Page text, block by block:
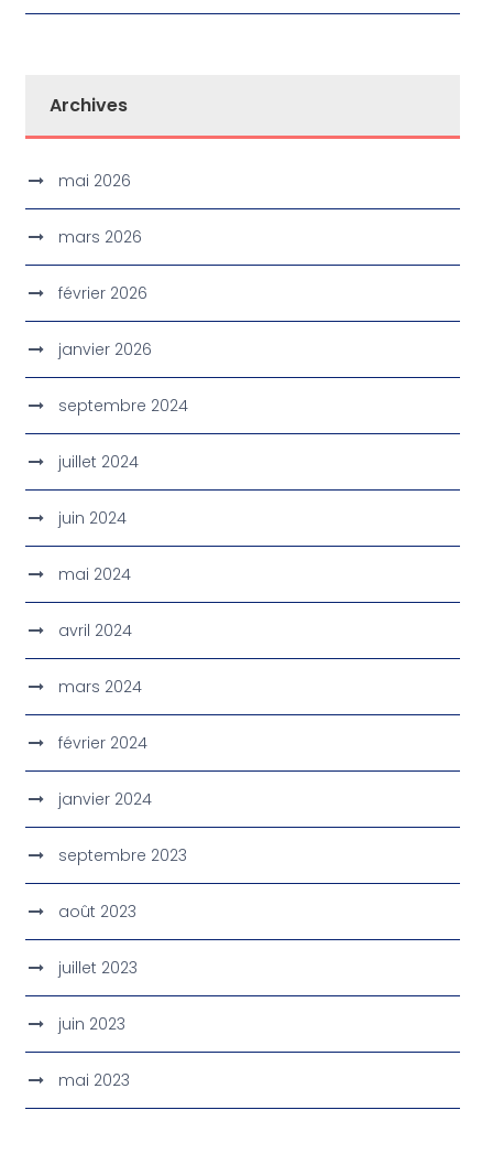
Archives
mai 2026
mars 2026
février 2026
janvier 2026
septembre 2024
juillet 2024
juin 2024
mai 2024
avril 2024
mars 2024
février 2024
janvier 2024
septembre 2023
août 2023
juillet 2023
juin 2023
mai 2023